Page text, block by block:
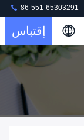
86-551-65303291
إقتباس